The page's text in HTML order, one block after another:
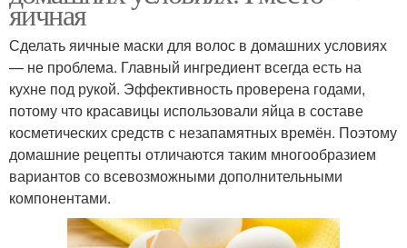
яичная
Сделать яичные маски для волос в домашних условиях
— не проблема. Главный ингредиент всегда есть на
кухне под рукой. Эффективность проверена годами,
потому что красавицы использовали яйца в составе
косметических средств с незапамятных времён. Поэтому
домашние рецепты отличаются таким многообразием
вариантов со всевозможными дополнительными
компонентами.